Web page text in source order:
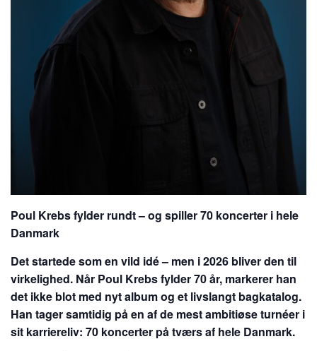
Poul Krebs fylder rundt – og spiller 70 koncerter i hele
Danmark
Det startede som en vild idé – men i 2026 bliver den til
virkelighed. Når Poul Krebs fylder 70 år, markerer han
det ikke blot med nyt album og et livslangt bagkatalog.
Han tager samtidig på en af de mest ambitiøse turnéer i
sit karriereliv: 70 koncerter på tværs af hele Danmark.